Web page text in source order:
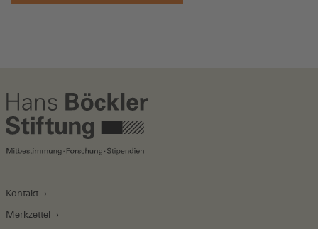
Kontakt
Merkzettel